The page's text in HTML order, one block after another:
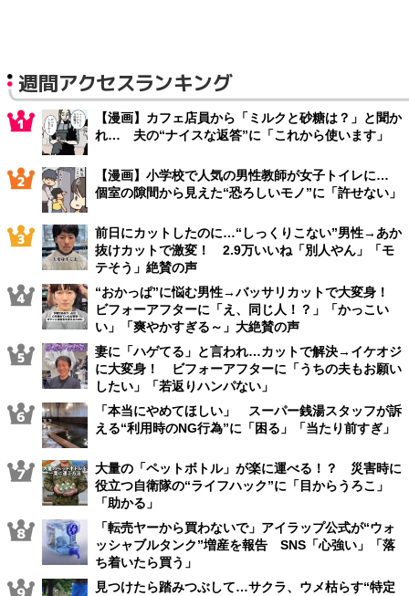
週間アクセスランキング
【漫画】カフェ店員から「ミルクと砂糖は？」と聞か
れ… 夫の“ナイスな返答”に「これから使います」
【漫画】小学校で人気の男性教師が女子トイレに…
個室の隙間から見えた“恐ろしいモノ”に「許せない」
前日にカットしたのに…“しっくりこない”男性→あか
抜けカットで激変！ 2.9万いいね「別人やん」「モ
テそう」絶賛の声
“おかっぱ”に悩む男性→バッサリカットで大変身！
ビフォーアフターに「え、同じ人！？」「かっこい
い」「爽やかすぎる～」大絶賛の声
妻に「ハゲてる」と言われ…カットで解決→イケオジ
に大変身！ ビフォーアフターに「うちの夫もお願い
したい」「若返りハンパない」
「本当にやめてほしい」 スーパー銭湯スタッフが訴
える“利用時のNG行為”に「困る」「当たり前すぎ」
大量の「ペットボトル」が楽に運べる！？ 災害時に
役立つ自衛隊の“ライフハック”に「目からうろこ」
「助かる」
「転売ヤーから買わないで」アイラップ公式が“ウォ
ッシャブルタンク”増産を報告 SNS「心強い」「落
ち着いたら買う」
見つけたら踏みつぶして…サクラ、ウメ枯らす“特定